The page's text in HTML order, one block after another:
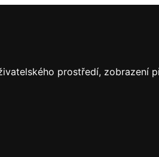
prostředí, zobrazení